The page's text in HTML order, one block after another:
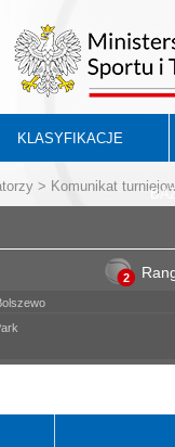
KLASYFIKACJE
> Komunikat
2